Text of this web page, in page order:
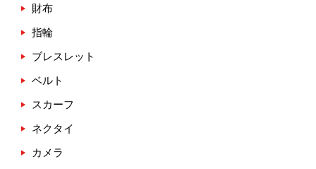
財布
指輪
ブレスレット
ベルト
スカーフ
ネクタイ
カメラ